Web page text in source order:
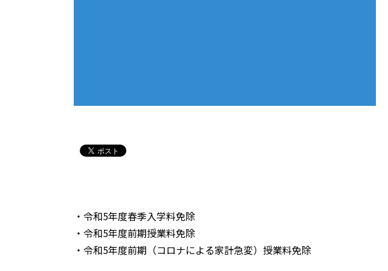
・令和5年度春季入学料免除
・令和5年度前期授業料免除
・令和5年度前期（コロナによる家計急変）授業料免除